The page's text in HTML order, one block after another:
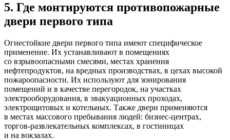
5. Где монтируются противопожарные
двери первого типа
Огнестойкие двери первого типа имеют специфическое
применение. Их устанавливают в помещениях
со взрывоопасными смесями, местах хранения
нефтепродуктов, на вредных производствах, в цехах высокой
пожароопасности. Их используют для зонирования
помещений и в качестве перегородок, на участках
электрооборудования, в эвакуационных проходах,
электрощитовых и котельных. Также двери применяются
в местах массового пребывания людей: бизнес-центрах,
торгов-развлекательных комплексах, в гостиницах
и на вокзалах.